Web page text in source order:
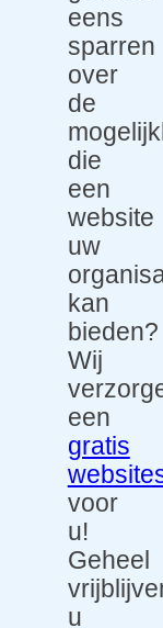
eens
sparren
over
de
die
een
website
uw
kan
bieden?
Wij
een
gratis
voor
u!
Geheel
u